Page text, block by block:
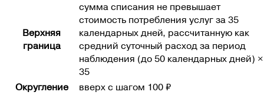
Верхняя
граница
сумма списания не превышает
стоимость потребления услуг за 35
календарных дней, рассчитанную как
средний суточный расход за период
наблюдения (до 50 календарных дней) ×
35
Округление
вверх с шагом 100 ₽